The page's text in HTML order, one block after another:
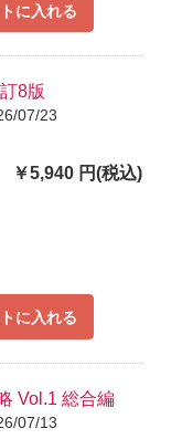
に入れる
8版
07/23
￥5,940 円(税込)
に入れる
Vol.1 総合編
07/13